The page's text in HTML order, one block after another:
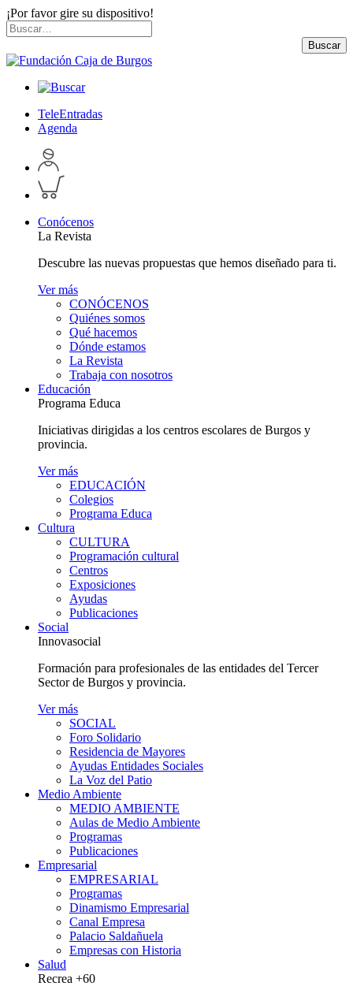
¡Por favor gire su dispositivo!
Skip
to
content
Buscar
por:
Buscar
TeleEntradas
Agenda
Acceder
a
perfil
personal
Inspeccionar
carrito
Conócenos
La Revista
Descubre las nuevas propuestas que hemos diseñado para ti.
Ver más
CONÓCENOS
Quiénes somos
Qué hacemos
Dónde estamos
La Revista
Trabaja con nosotros
Educación
Programa Educa
Iniciativas dirigidas a los centros escolares de Burgos y
provincia.
Ver más
EDUCACIÓN
Colegios
Programa Educa
Cultura
CULTURA
Programación cultural
Centros
Exposiciones
Ayudas
Publicaciones
Social
Innovasocial
Formación para profesionales de las entidades del Tercer
Sector de Burgos y provincia.
Ver más
SOCIAL
Foro Solidario
Residencia de Mayores
Ayudas Entidades Sociales
La Voz del Patio
Medio Ambiente
MEDIO AMBIENTE
Aulas de Medio Ambiente
Programas
Publicaciones
Empresarial
EMPRESARIAL
Programas
Dinamismo Empresarial
Canal Empresa
Palacio Saldañuela
Empresas con Historia
Salud
Recrea +60